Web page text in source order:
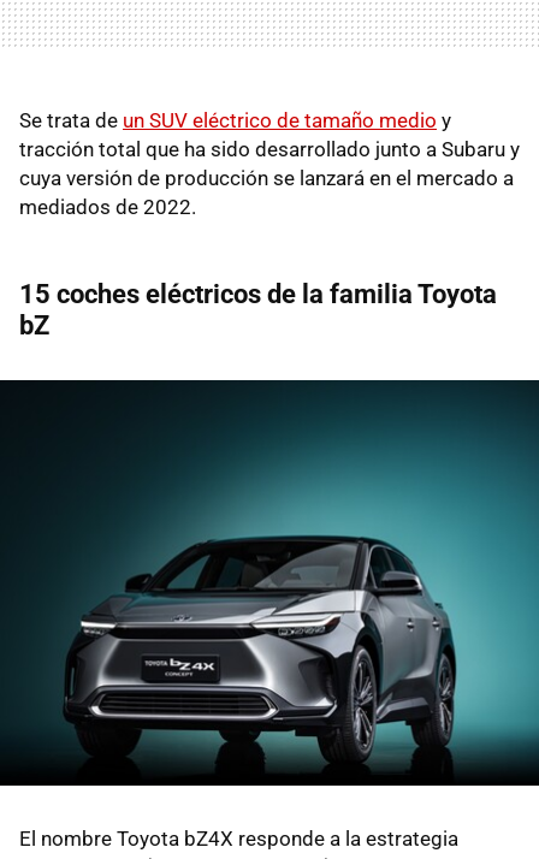
Se trata de un SUV eléctrico de tamaño medio y
tracción total que ha sido desarrollado junto a Subaru y
cuya versión de producción se lanzará en el mercado a
mediados de 2022.
15 coches eléctricos de la familia Toyota
bZ
El nombre Toyota bZ4X responde a la estrategia